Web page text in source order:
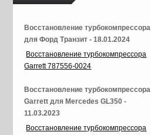
Восстановление турбокомпрессора
для Форд Транзит - 18.01.2024
Восстановление турбокомпрессора
Garrett 787556-0024
Восстановление турбокомпрессора
Garrett для Mercedes GL350 -
11.03.2023
Восстановление турбокомпрессора